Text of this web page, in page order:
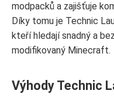
modpacků a zajišťuje
Díky tomu je Technic
kteří hledají snadný a
modifikovaný Minecraft.
Výhody Technic